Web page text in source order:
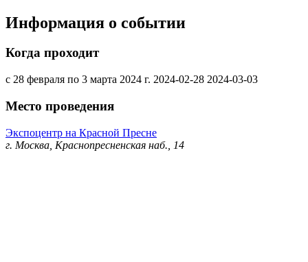
Информация о событии
Когда проходит
с 28 февраля по 3 марта 2024 г. 2024-02-28 2024-03-03
Место проведения
Экспоцентр на Красной Пресне
г. Москва, Краснопресненская наб., 14